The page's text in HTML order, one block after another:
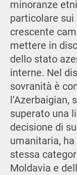
minoranze
particolare sui
crescente
mettere in
dello stato
interne. Nel
sovranità è
l’Azerbaigian,
superato una
decisione di
umanitaria, ha
stessa
Moldavia e